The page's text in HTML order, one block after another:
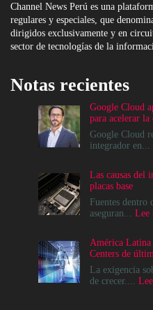
Channel News Perú es una
regulares y especiales, que
dirigidos exclusivamente y en
sector de tecnologías de la
Notas recientes
Google Cloud
para acelerar la
Google Cloud
integrador en...
Las causas del
placas base
Fuentes dentro
aseguran... Lee
América Latina
Centers de
La exigencia
de crecer....